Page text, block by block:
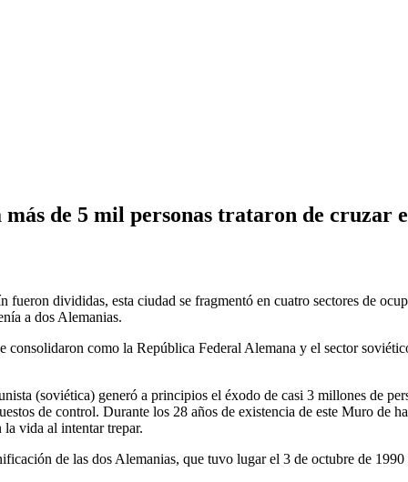
más de 5 mil personas trataron de
divididas, esta ciudad se fragmentó en cuatro sectores de
a dos Alemanias.
consolidaron como la República Federal Alemana y el sector
(soviética) generó a principios el éxodo de casi 3 millones de
de control. Durante los 28 años de existencia de este Muro de
vida al intentar trepar.
de las dos Alemanias, que tuvo lugar el 3 de octubre de